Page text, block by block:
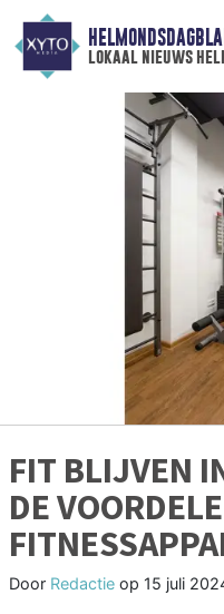
lokaal nieuws
FIT BLIJVEN
DE
Door Redactie op 15 juli